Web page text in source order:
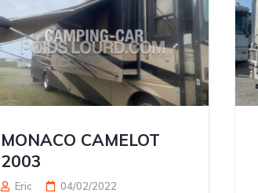
MONACO CAMELOT
2003
Eric 04/02/2022